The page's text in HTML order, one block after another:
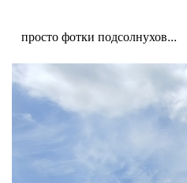
просто фотки подсолнухов...